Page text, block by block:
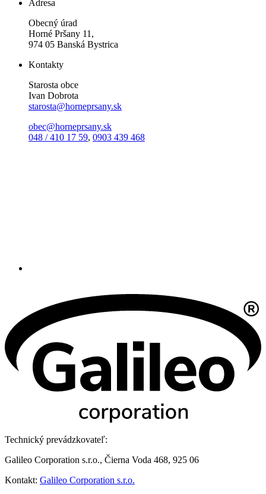
Adresa
Obecný úrad
Horné Pršany 11,
974 05 Banská Bystrica
Kontakty
Starosta obce
Ivan Dobrota
starosta@horneprsany.sk
obec@horneprsany.sk
048 / 410 17 59, 0903 439 468
Technický prevádzkovateľ:
Galileo Corporation s.r.o., Čierna Voda 468, 925 06
Kontakt: Galileo Corporation s.r.o.